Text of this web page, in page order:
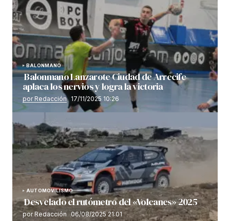
BALONMANO
Balonmano Lanzarote Ciudad de Arrecife
aplaca los nervios y logra la victoria
por Redacción 17/11/2025 10:26
AUTOMOVILISMO
Desvelado el rutómetro del «Volcanes» 2025
por Redacción 06/08/2025 21:01